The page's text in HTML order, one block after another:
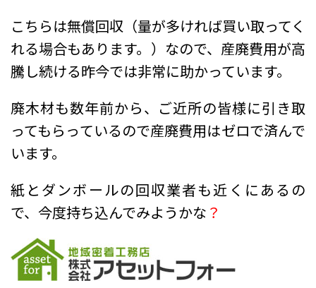
こちらは無償回収（量が多ければ買い取ってく
れる場合もあります。）なので、産廃費用が高
騰し続ける昨今では非常に助かっています。
廃木材も数年前から、ご近所の皆様に引き取
ってもらっているので産廃費用はゼロで済んで
います。
紙とダンボールの回収業者も近くにあるの
で、今度持ち込んでみようかな ？